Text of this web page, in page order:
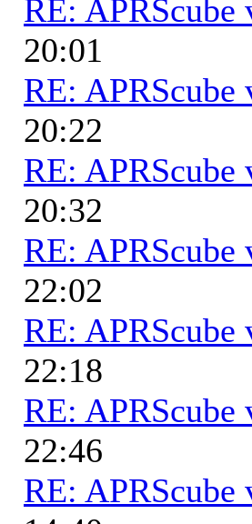
RE:
20:01
RE:
20:22
RE:
20:32
RE:
22:02
RE:
22:18
RE:
22:46
RE: